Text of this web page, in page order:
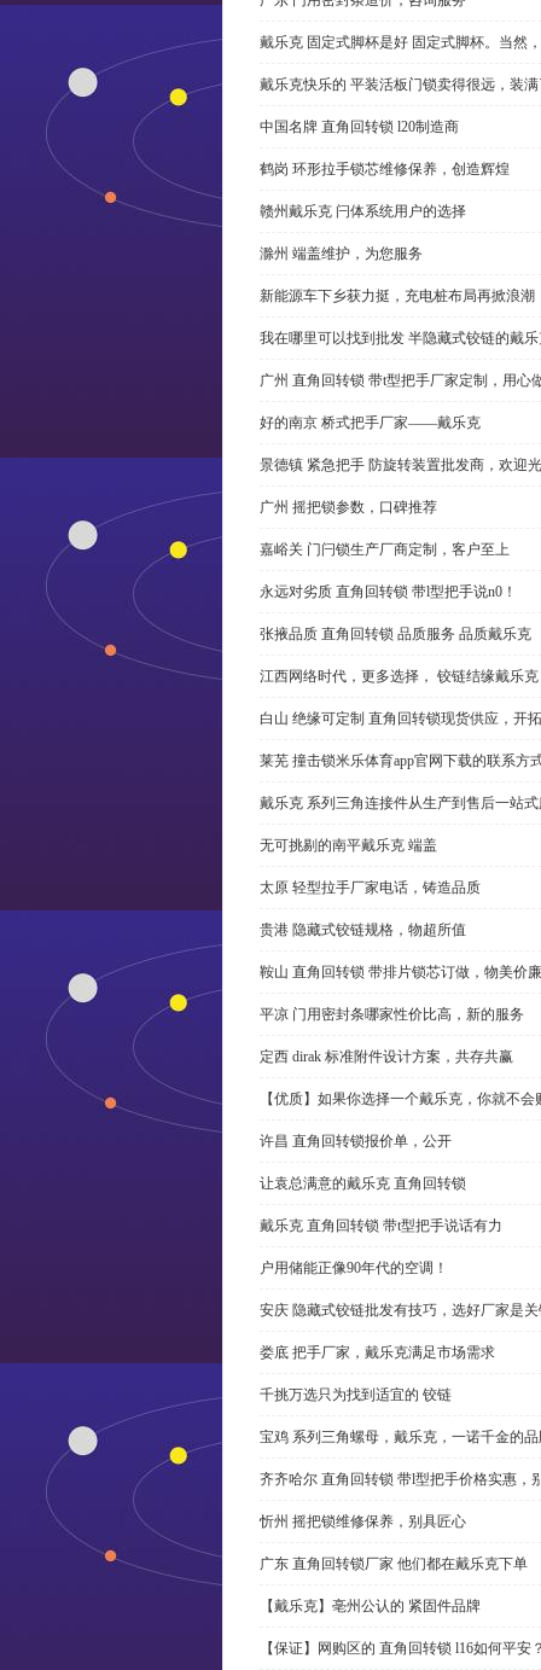
戴乐克 固定式脚杯是好 固定式脚杯。当然
戴乐克快乐的 平装活板门锁卖得很远，装
中国名牌 直角回转锁 l20制造商
鹤岗 环形拉手锁芯维修保养，创造辉煌
赣州戴乐克 闩体系统用户的选择
滁州 端盖维护，为您服务
新能源车下乡获力挺，充电桩布局再掀浪潮
我在哪里可以找到批发 半隐藏式铰链的戴
广州 直角回转锁 带t型把手厂家定制，用心
好的南京 桥式把手厂家——戴乐克
景德镇 紧急把手 防旋转装置批发商，欢迎
广州 摇把锁参数，口碑推荐
嘉峪关 门闩锁生产厂商定制，客户至上
永远对劣质 直角回转锁 带l型把手说n0！
张掖品质 直角回转锁 品质服务 品质戴乐克
江西网络时代，更多选择， 铰链结缘戴乐克
白山 绝缘可定制 直角回转锁现货供应，开
莱芜 撞击锁米乐体育app官网下载的联系方
戴乐克 系列三角连接件从生产到售后一站
无可挑剔的南平戴乐克 端盖
太原 轻型拉手厂家电话，铸造品质
贵港 隐藏式铰链规格，物超所值
鞍山 直角回转锁 带排片锁芯订做，物美价廉
平凉 门用密封条哪家性价比高，新的服务
定西 dirak 标准附件设计方案，共存共赢
【优质】如果你选择一个戴乐克，你就不
许昌 直角回转锁报价单，公开
让袁总满意的戴乐克 直角回转锁
戴乐克 直角回转锁 带t型把手说话有力
户用储能正像90年代的空调！
安庆 隐藏式铰链批发有技巧，选好厂家是
娄底 把手厂家，戴乐克满足市场需求
千挑万选只为找到适宜的 铰链
宝鸡 系列三角螺母，戴乐克，一诺千金的
齐齐哈尔 直角回转锁 带l型把手价格实惠，
忻州 摇把锁维修保养，别具匠心
广东 直角回转锁厂家 他们都在戴乐克下单
【戴乐克】亳州公认的 紧固件品牌
【保证】网购区的 直角回转锁 l16如何平安